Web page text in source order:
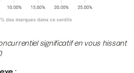
significatif en vous hissant